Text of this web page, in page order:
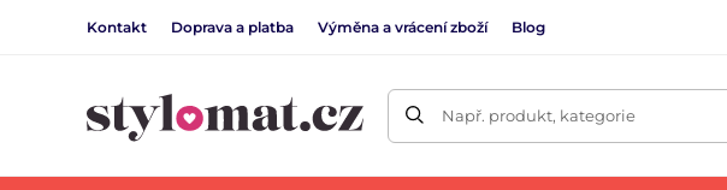
Kontakt Doprava a platba Výměna a vrácení zboží Blog
Např. produkt, kategorie